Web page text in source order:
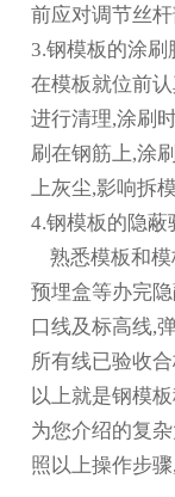
前应对调节丝
3.钢模板的涂刷
在模板就位前
进行清理,涂刷
刷在钢筋上,涂
上灰尘,影响拆
4.钢模板的隐蔽
熟悉模板和模
预埋盒等办完
口线及标高线,
所有线已验收
以上就是钢模
为您介绍的复
照以上操作步